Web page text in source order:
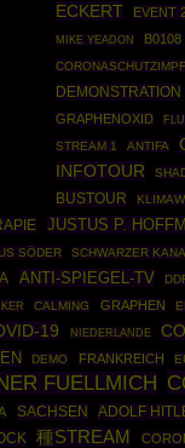
ECKERT
EVENT
MIKE YEADON B0108
DEMONSTRATION
GRAPHENOXID
STREAM 1
ANTIFA
INFOTOUR
BUSTOUR
JUSTUS P.
SÖDER SCHWARZER
ANTI-SPIEGEL-TV
CALMING GRAPHEN
19 NIEDERLANDE
DEMO FRANKREICH
FUELLMICH
SACHSEN ADOLF
種STREAM